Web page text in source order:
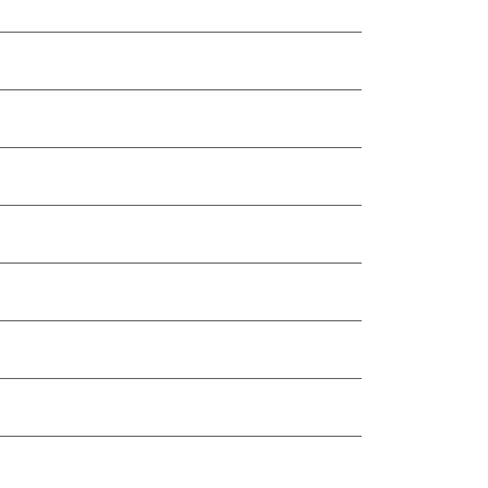
nyt ja tulevaisuudessa.
MJD